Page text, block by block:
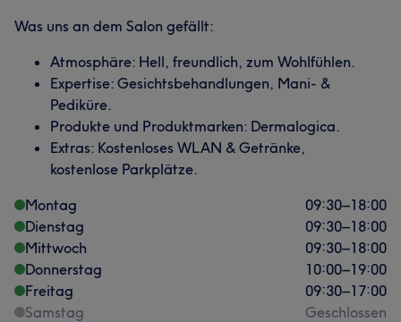
Was uns an dem Salon gefällt:
Atmosphäre: Hell, freundlich, zum Wohlfühlen.
Expertise: Gesichtsbehandlungen, Mani- &
Pediküre.
Produkte und Produktmarken: Dermalogica.
Extras: Kostenloses WLAN & Getränke,
kostenlose Parkplätze.
Montag
09:30–18:00
Dienstag
09:30–18:00
Mittwoch
09:30–18:00
Donnerstag
10:00–19:00
Freitag
09:30–17:00
Samstag
Geschlossen